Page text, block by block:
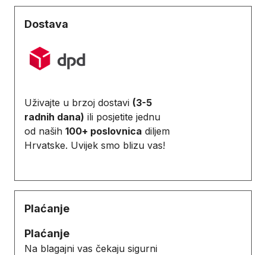
Dostava
Uživajte u brzoj dostavi (3-5
radnih dana) ili posjetite jednu
od naših 100+ poslovnica diljem
Hrvatske. Uvijek smo blizu vas!
Plaćanje
Plaćanje
Na blagajni vas čekaju sigurni